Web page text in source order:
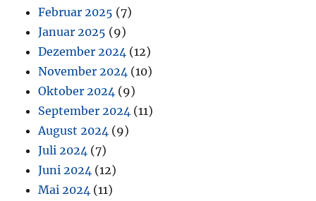
Februar 2025 (7)
Januar 2025 (9)
Dezember 2024 (12)
November 2024 (10)
Oktober 2024 (9)
September 2024 (11)
August 2024 (9)
Juli 2024 (7)
Juni 2024 (12)
Mai 2024 (11)